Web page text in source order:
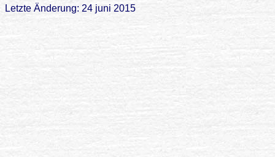
Letzte Änderung: 24 juni 2015